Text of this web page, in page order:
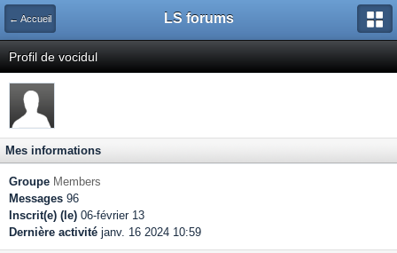
← Accueil LS forums
Profil de vocidul
Mes informations
Groupe Members
Messages 96
Inscrit(e) (le) 06-février 13
Dernière activité janv. 16 2024 10:59